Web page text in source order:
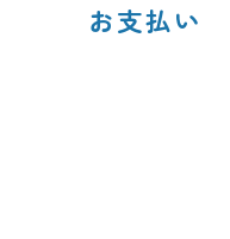
お支払い